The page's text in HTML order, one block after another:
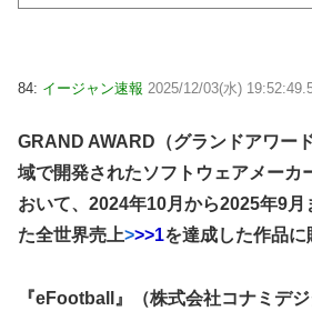
84: イージャン速報 2025/12/03(水)
GRAND AWARD（グランドアワー
域で開発されたソフトウェアメーカ
おいて、2024年10月から2025年9月
た全世界売上>>>1を達成した作品に
『eFootball』（株式会社コナミデ